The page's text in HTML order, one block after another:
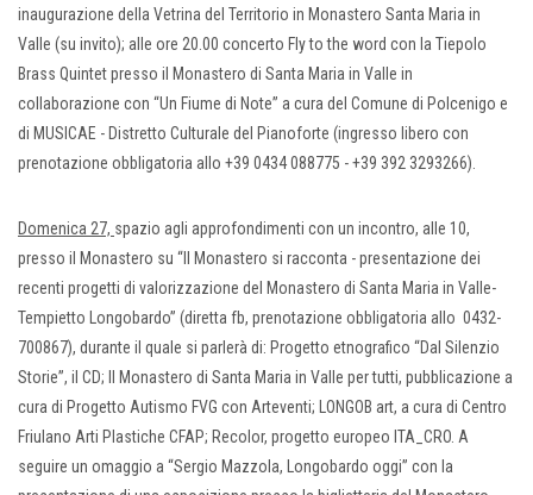
inaugurazione della Vetrina del Territorio in Monastero Santa Maria in
Valle (su invito); alle ore 20.00 concerto Fly to the word con la Tiepolo
Brass Quintet presso il Monastero di Santa Maria in Valle in
collaborazione con “Un Fiume di Note” a cura del Comune di Polcenigo e
di MUSICAE - Distretto Culturale del Pianoforte (ingresso libero con
prenotazione obbligatoria allo +39 0434 088775 - +39 392 3293266).
Domenica 27, spazio agli approfondimenti con un incontro, alle 10,
presso il Monastero su “Il Monastero si racconta - presentazione dei
recenti progetti di valorizzazione del Monastero di Santa Maria in Valle-
Tempietto Longobardo” (diretta fb, prenotazione obbligatoria allo 0432-
700867), durante il quale si parlerà di: Progetto etnografico “Dal Silenzio
Storie”, il CD; Il Monastero di Santa Maria in Valle per tutti, pubblicazione a
cura di Progetto Autismo FVG con Arteventi; LONGOB art, a cura di Centro
Friulano Arti Plastiche CFAP; Recolor, progetto europeo ITA_CRO. A
seguire un omaggio a “Sergio Mazzola, Longobardo oggi” con la